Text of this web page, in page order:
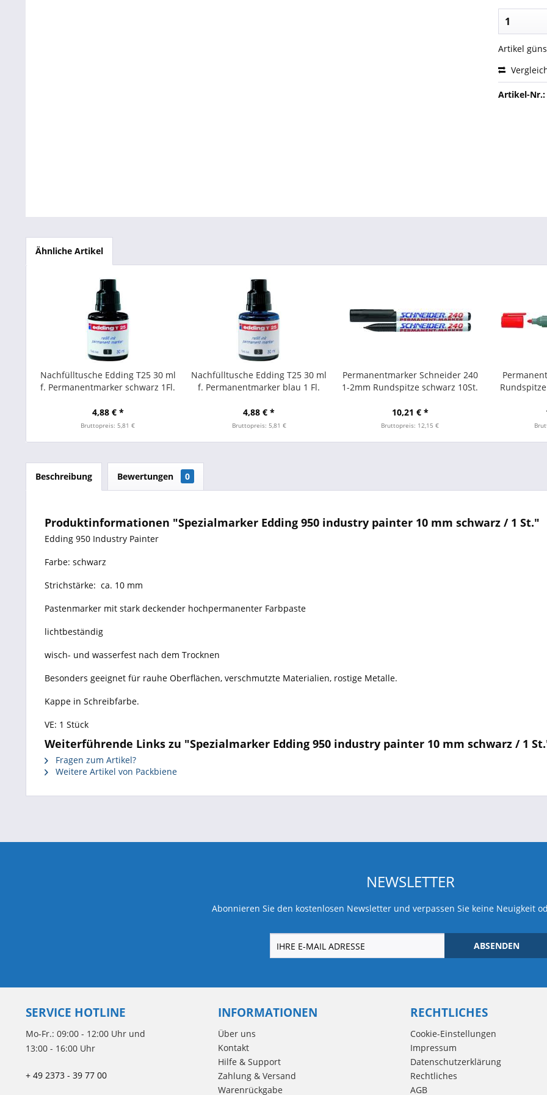
Artikel
Artikel-Nr.:
Ähnliche Artikel
Nachfülltusche Edding T25 30 ml
f. Permanentmarker schwarz 1Fl.
4,88 € *
Bruttopreis: 5,81 €
Nachfülltusche Edding T25 30 ml
f. Permanentmarker blau 1 Fl.
4,88 € *
Bruttopreis: 5,81 €
Permanentmarker Schneider 240
1-2mm Rundspitze schwarz 10St.
10,21 € *
Bruttopreis: 12,15 €
Beschreibung Bewertungen 0
Produktinformationen "Spezialmarker Edding 950 industry painter 10 mm schwarz / 1 St."
Edding 950 Industry Painter
Farbe: schwarz
Strichstärke: ca. 10 mm
Pastenmarker mit stark deckender hochpermanenter Farbpaste
lichtbeständig
wisch- und wasserfest nach dem Trocknen
Besonders geeignet für rauhe Oberflächen, verschmutzte Materialien, rostige Metalle.
Kappe in Schreibfarbe.
VE: 1 Stück
Weiterführende Links zu "Spezialmarker Edding 950 industry painter 10 mm schwarz / 1
Fragen zum Artikel?
Weitere Artikel von Packbiene
NEWSLETTER
Abonnieren Sie den kostenlosen Newsletter und verpassen Sie keine Neuigkeit
ABSENDEN
SERVICE HOTLINE
Mo-Fr.: 09:00 - 12:00 Uhr und
13:00 - 16:00 Uhr
+ 49 2373 - 39 77 00
INFORMATIONEN
Über uns
Kontakt
Hilfe & Support
Zahlung & Versand
Warenrückgabe
RECHTLICHES
Cookie-Einstellungen
Impressum
Datenschutzerklärung
Rechtliches
AGB